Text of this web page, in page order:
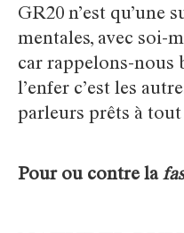
GR20 n’est qu’une
mentales, avec soi-
car rappelons-nous
l’enfer c’est les
parleurs prêts à
Pour ou contre la